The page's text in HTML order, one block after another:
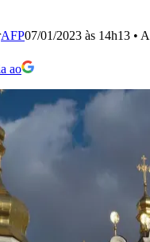
AFP07/01/2023 às 14h13 •
ao